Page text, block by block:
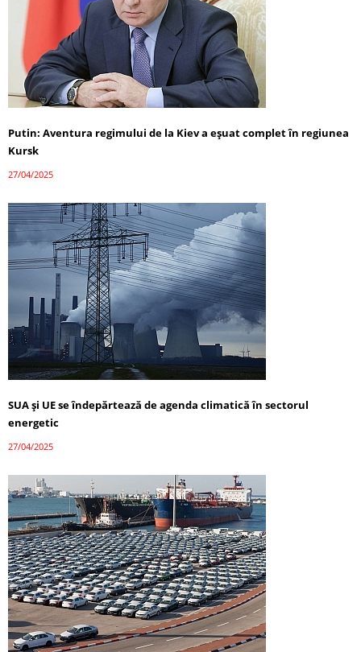
Putin: Aventura regimului de la Kiev a eșuat complet în regiunea
Kursk
27/04/2025
SUA și UE se îndepărtează de agenda climatică în sectorul
energetic
27/04/2025